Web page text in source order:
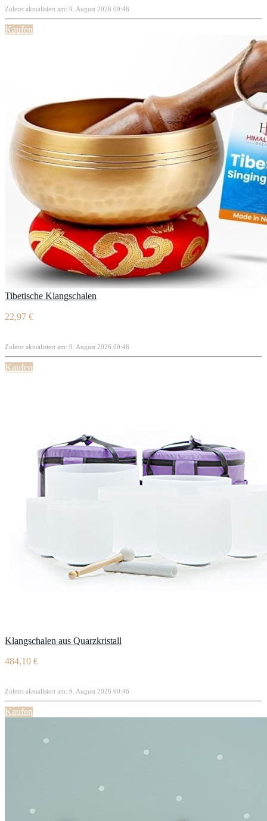
Zuletzt aktualisiert am: 9. August 2026 00:46
Kaufen
Tibetische Klangschalen
22,97 €
Zuletzt aktualisiert am: 9. August 2026 00:46
Kaufen
Klangschalen aus Quarzkristall
484,10 €
Zuletzt aktualisiert am: 9. August 2026 00:46
Kaufen